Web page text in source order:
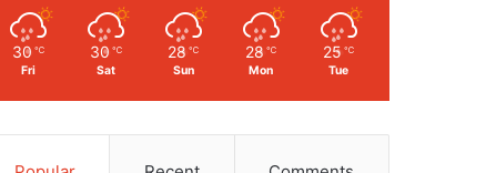
30 ℃
Fri
30 ℃
Sat
28 ℃
Sun
28 ℃
Mon
25 ℃
Tue